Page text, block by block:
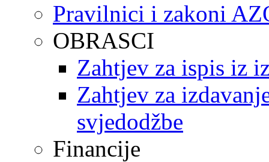
Pravilnici i zakoni
OBRASCI
Zahtjev za ispis iz
Zahtjev za
svjedodžbe
Financije